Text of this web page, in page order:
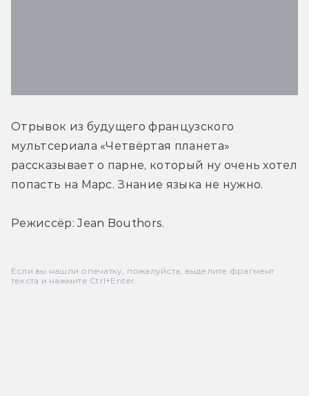
Отрывок из будущего французского
мультсериала «Четвёртая планета»
рассказывает о парне, который ну очень хотел
попасть на Марс. Знание языка не нужно.
Режиссёр: Jean Bouthors.
Если вы нашли опечатку, пожалуйста, выделите фрагмент
текста и нажмите Ctrl+Enter.